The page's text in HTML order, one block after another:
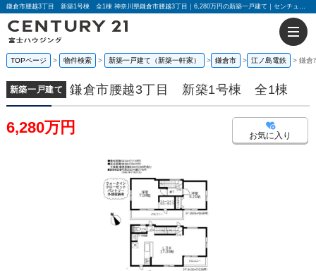
鎌倉市腰越3丁目 新築1号棟 全1棟 神奈川県鎌倉市腰越3丁目｜6,280万円の新築一戸建て｜センチュリー21富士ハウジング
TOPページ 物件検索 新築一戸建て（新築一軒家） 鎌倉市 江ノ島電鉄 鎌倉
新築一戸建て 鎌倉市腰越3丁目 新築1号棟 全1棟
6,280万円 お気に入り